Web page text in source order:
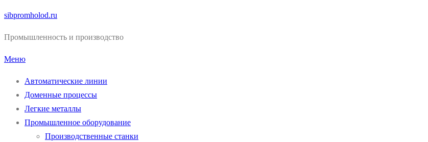
Перейти
содержимому
sibpromholod.ru
Промышленность и производство
Меню
Автоматические линии
Доменные процессы
Легкие металлы
Промышленное оборудование
Производственные станки